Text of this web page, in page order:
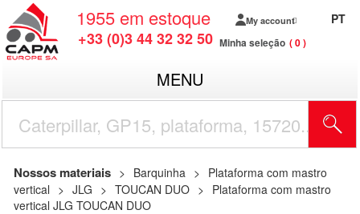
1955 em estoque
+33 (0)3 44 32 32 50
My account
Minha seleção 0
PT
MENU
Nossos materiais Barquinha
Plataforma com mastro
vertical
JLG TOUCAN DUO
Plataforma com mastro
vertical JLG TOUCAN DUO